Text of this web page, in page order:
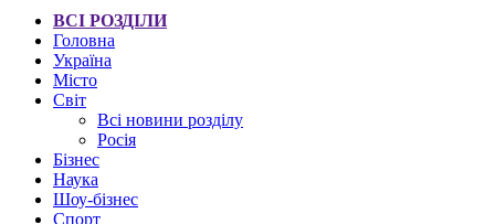
ВСІ РОЗДІЛИ
Головна
Україна
Місто
Світ
Всі новини розділу
Росія
Бізнес
Наука
Шоу-бізнес
Спорт